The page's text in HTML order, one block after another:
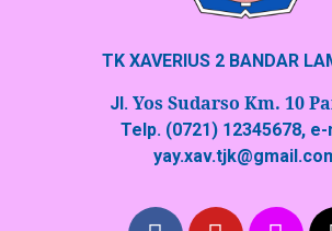
TK XAVERIUS 2 BANDAR
Jl. Yos Sudarso Km. 10
Telp. (0721) 12345678, e-